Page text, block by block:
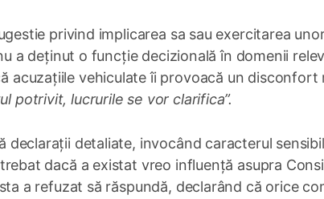
privind implicarea sa sau exercitarea
a deținut o funcție decizională în domenii
acuzațiile vehiculate îi provoacă un disconfort
potrivit, lucrurile se vor clarifica”.
declarații detaliate, invocând caracterul
dacă a existat vreo influență asupra
a refuzat să răspundă, declarând că orice